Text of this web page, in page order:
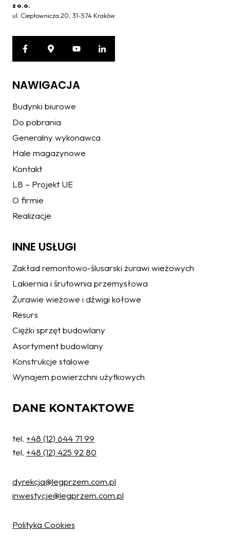
z o.o.
ul. Ciepłownicza 20, 31-574 Kraków
NAWIGACJA
Budynki biurowe
Do pobrania
Generalny wykonawca
Hale magazynowe
Kontakt
LB – Projekt UE
O firmie
Realizacje
INNE USŁUGI
Zakład remontowo-ślusarski żurawi wieżowych
Lakiernia i śrutownia przemysłowa
Żurawie wieżowe i dźwigi kołowe
Resurs
Ciężki sprzęt budowlany
Asortyment budowlany
Konstrukcje stalowe
Wynajem powierzchni użytkowych
DANE KONTAKTOWE
tel. +48 (12) 644 71 99
tel. +48 (12) 425 92 80
dyrekcja@legprzem.com.pl
inwestycje@legprzem.com.pl
Polityka Cookies
W związku z wejściem w życie z dniem 25.05.2018 r. Rozporządzenia
Parlamentu Europejskiego i Rady (UE) 2016/679 w sprawie ochrony osób